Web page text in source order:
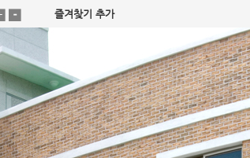
즐겨찾기 추가